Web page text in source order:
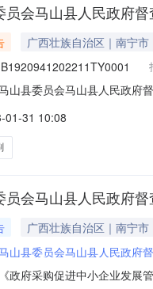
员会马山县人民政府
广西壮族自治区｜南宁市
山县委员会马山县人民政府
容：序号标项名称规格型号
01-31 10:08
员会马山县人民政府
广西壮族自治区｜南宁市
山县委员会马山县人民政府
政府采购促进中小企业发展